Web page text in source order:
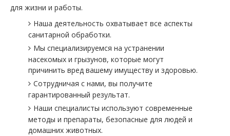
для жизни и работы.
Наша деятельность охватывает все аспекты
санитарной обработки.
Мы специализируемся на устранении
насекомых и грызунов, которые могут
причинить вред вашему имуществу и здоровью.
Сотрудничая с нами, вы получите
гарантированный результат.
Наши специалисты используют современные
методы и препараты, безопасные для людей и
домашних животных.